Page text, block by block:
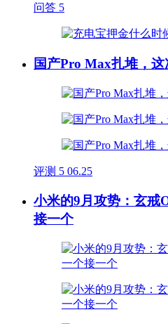
问答 5
国产Pro Max扎堆，
评测 5 06.25
小米的9月攻势：玄戒
接一个